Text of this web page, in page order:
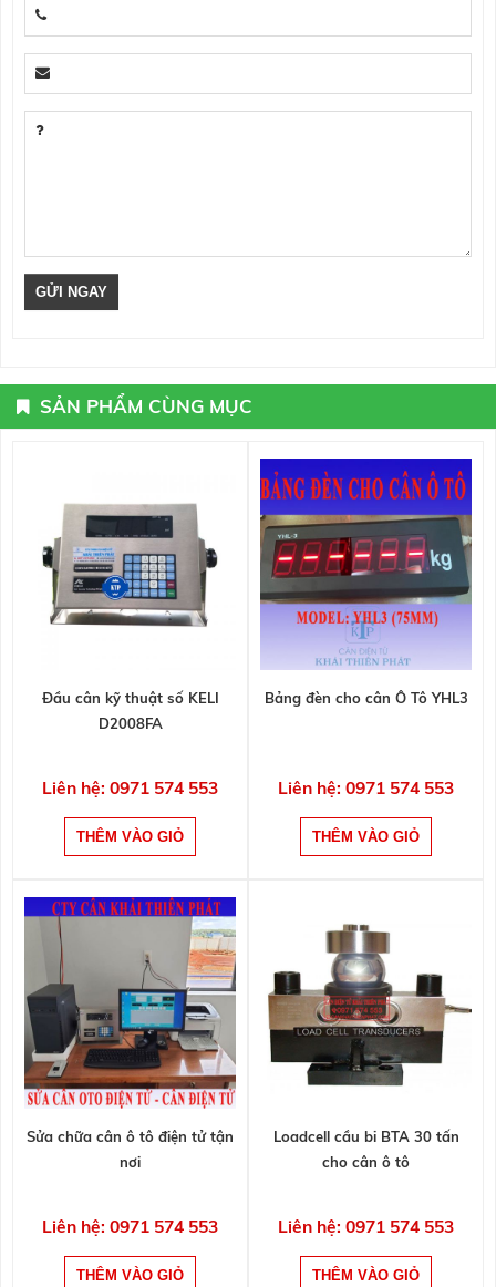
SẢN PHẨM CÙNG MỤC
Đầu cân kỹ thuật số KELI
D2008FA
Liên hệ: 0971 574 553
Bảng đèn cho cân Ô Tô YHL3
Liên hệ: 0971 574 553
Sửa chữa cân ô tô điện tử tận
nơi
Liên hệ: 0971 574 553
Loadcell cầu bi BTA 30 tấn
cho cân ô tô
Liên hệ: 0971 574 553